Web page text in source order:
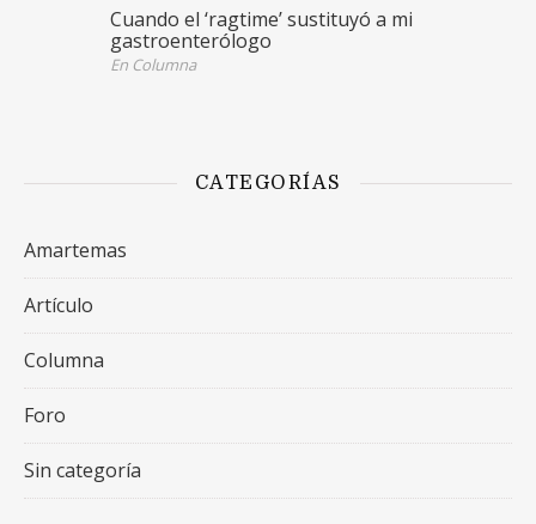
Cuando el ‘ragtime’ sustituyó a mi
gastroenterólogo
En Columna
CATEGORÍAS
Amartemas
Artículo
Columna
Foro
Sin categoría